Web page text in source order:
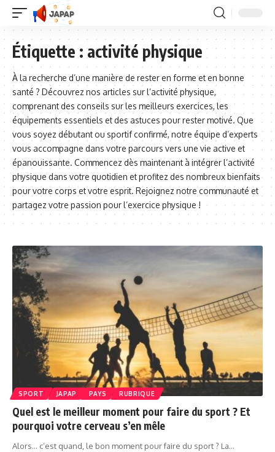
Étiquette :activité physique
À la recherche d’une manière de rester en forme et en bonne
santé ? Découvrez nos articles sur l’activité physique,
comprenant des conseils sur les meilleurs exercices, les
équipements essentiels et des astuces pour rester motivé. Que
vous soyez débutant ou sportif confirmé, notre équipe d’experts
vous accompagne dans votre parcours vers une vie active et
épanouissante. Commencez dès maintenant à intégrer l’activité
physique dans votre quotidien et profitez des nombreux bienfaits
pour votre corps et votre esprit. Rejoignez notre communauté et
partagez votre passion pour l’exercice physique !
SPORT JAPAP PAYS RUBRIQUE
Quel est le meilleur moment pour faire du sport ? Et
pourquoi votre cerveau s’en mêle
Alors… c’est quand, le bon moment pour faire du sport ? La…